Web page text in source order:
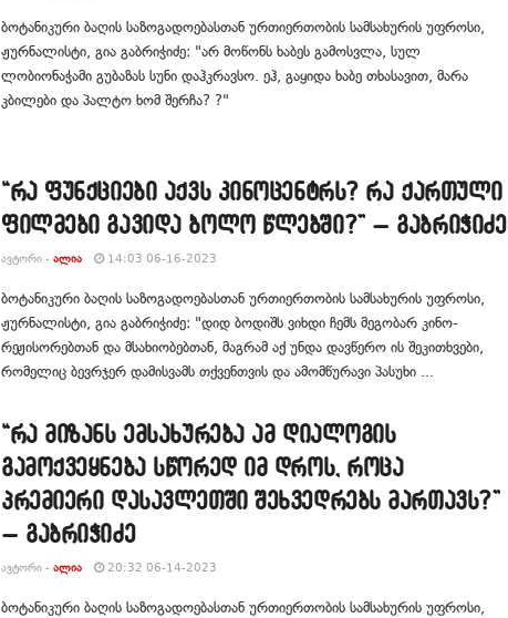
ბოტანიკური ბაღის საზოგადოებასთან ურთიერთობის სამსახურის უფროსი,
ჟურნალისტი, გია გაბრიჭიძე: "არ მოწონს ხაბეს გამოსვლა, სულ
ლობიონაჭამი გუბაზას სუნი დაჰკრავსო. ეჰ, გაყიდა ხაბე თხასავით, მარა
კბილები და პალტო ხომ შერჩა? ?"
“რა ფუნქციები აქვს კინოცენტრს? რა ქართული
ფილმები გავიდა ბოლო წლებში?” – გაბრიჭიძე
ᲐᲕᲢᲝᲠᲘ - ᲐᲚᲘᲐ 14:03 06-16-2023
ბოტანიკური ბაღის საზოგადოებასთან ურთიერთობის სამსახურის უფროსი,
ჟურნალისტი, გია გაბრიჭიძე: "დიდ ბოდიშს ვიხდი ჩემს მეგობარ კინო-
რეჟისორებთან და მსახიობებთან, მაგრამ აქ უნდა დავწერო ის შეკითხვები,
რომელიც ბევრჯერ დამისვამს თქვენთვის და ამომწურავი პასუხი ...
“რა მიზანს ემსახურება ამ დიალოგის
გამოქვეყნება სწორედ იმ დროს, როცა
პრემიერი დასავლეთში შეხვედრებს მართავს?”
– გაბრიჭიძე
ᲐᲕᲢᲝᲠᲘ - ᲐᲚᲘᲐ 20:32 06-14-2023
ბოტანიკური ბაღის საზოგადოებასთან ურთიერთობის სამსახურის უფროსი,